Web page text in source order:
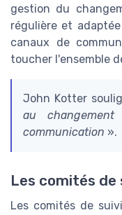
gestion du
régulière et
canaux de
toucher l'ensemble
John Kotter
au
communication ».
Les comités
Les comités de